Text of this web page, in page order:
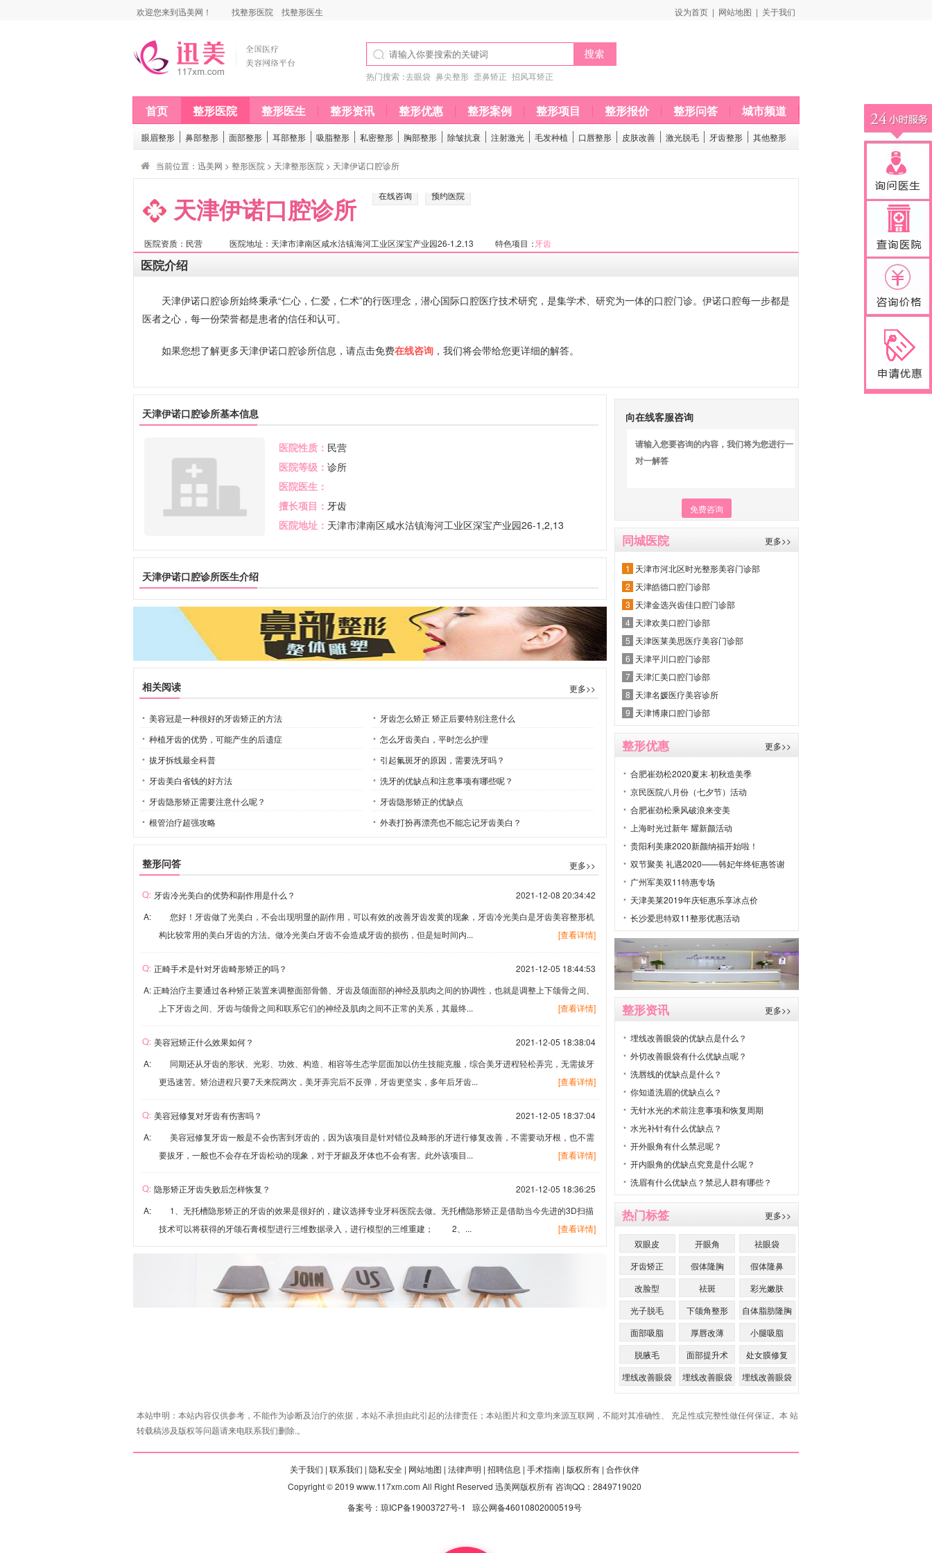
欢迎您来到迅美网！ 找整形医院 找整形医生 设为首页 | 网站地图 | 关于我们
热门搜索：去眼袋 鼻尖整形 歪鼻矫正 招风耳矫正
首页 整形医院 整形医生 整形资讯 整形优惠 整形案例 整形项目 整形报价 整形问答 城市频道
眼眉整形 鼻部整形 面部整形 耳部整形 吸脂整形 私密整形 胸部整形 除皱抗衰 注射激光 毛发种植 口唇整形 皮肤改善 激光脱毛 牙齿整形 其他整形
当前位置： 迅美网 > 整形医院 > 天津整形医院 > 天津伊诺口腔诊所
天津伊诺口腔诊所 在线咨询 预约医院
医院资质：民营 医院地址：天津市津南区咸水沽镇海河工业区深宝产业园26-1,2,13 特色项目：牙齿
医院介绍
天津伊诺口腔诊所始终秉承“仁心，仁爱，仁术”的行医理念，潜心国际口腔医疗技术研究，是集学术、研究为一体的口腔门诊。伊诺口腔每一步都是
医者之心，每一份荣誉都是患者的信任和认可。
如果您想了解更多天津伊诺口腔诊所信息，请点击免费在线咨询，我们将会带给您更详细的解答。
天津伊诺口腔诊所基本信息
医院性质： 民营
医院等级： 诊所
医院医生：
擅长项目： 牙齿
医院地址： 天津市津南区咸水沽镇海河工业区深宝产业园26-1,2,13
天津伊诺口腔诊所医生介绍
相关阅读 更多>>
美容冠是一种很好的牙齿矫正的方法
牙齿怎么矫正 矫正后要特别注意什么
种植牙齿的优势，可能产生的后遗症
怎么牙齿美白，平时怎么护理
拔牙拆线最全科普
引起氟斑牙的原因，需要洗牙吗？
牙齿美白省钱的好方法
洗牙的优缺点和注意事项有哪些呢？
牙齿隐形矫正需要注意什么呢？
牙齿隐形矫正的优缺点
根管治疗超强攻略
外表打扮再漂亮也不能忘记牙齿美白？
整形问答 更多>>
牙齿冷光美白的优势和副作用是什么？
2021-12-08 20:34:42
A: 您好！牙齿做了光美白，不会出现明显的副作用，可以有效的改善牙齿发黄的现象，牙齿冷光美白是牙齿美容整形机
构比较常用的美白牙齿的方法。做冷光美白牙齿不会造成牙齿的损伤，但是短时间内...
[查看详情]
正畸手术是针对牙齿畸形矫正的吗？
2021-12-05 18:44:53
A: 正畸治疗主要通过各种矫正装置来调整面部骨骼、牙齿及颌面部的神经及肌肉之间的协调性，也就是调整上下颌骨之间、
上下牙齿之间、牙齿与颌骨之间和联系它们的神经及肌肉之间不正常的关系，其最终...
[查看详情]
美容冠矫正什么效果如何？
2021-12-05 18:38:04
A: 同期还从牙齿的形状、光彩、功效、构造、相容等生态学层面加以仿生技能克服，综合美牙进程轻松弄完，无需拔牙
更迅速苦。矫治进程只要7天来院两次，美牙弄完后不反弹，牙齿更坚实，多年后牙齿...
[查看详情]
美容冠修复对牙齿有伤害吗？
2021-12-05 18:37:04
A: 美容冠修复牙齿一般是不会伤害到牙齿的，因为该项目是针对错位及畸形的牙进行修复改善，不需要动牙根，也不需
要拔牙，一般也不会存在牙齿松动的现象，对于牙龈及牙体也不会有害。此外该项目...
[查看详情]
隐形矫正牙齿失败后怎样恢复？
2021-12-05 18:36:25
A: 1、无托槽隐形矫正的牙齿的效果是很好的，建议选择专业牙科医院去做。无托槽隐形矫正是借助当今先进的3D扫描
技术可以将获得的牙颌石膏模型进行三维数据录入，进行模型的三维重建； 2、...
[查看详情]
向在线客服咨询
免费咨询
同城医院 更多>>
1 天津市河北区时光整形美容门诊部
2 天津皓德口腔门诊部
3 天津金选兴齿佳口腔门诊部
4 天津欢美口腔门诊部
5 天津医莱美思医疗美容门诊部
6 天津平川口腔门诊部
7 天津汇美口腔门诊部
8 天津名媛医疗美容诊所
9 天津博康口腔门诊部
整形优惠 更多>>
合肥崔劲松2020夏末·初秋造美季
京民医院八月份（七夕节）活动
合肥崔劲松乘风破浪来变美
上海时光过新年 耀新颜活动
贵阳利美康2020新颜纳福开始啦！
双节聚美 礼遇2020——韩妃年终钜惠答谢
广州军美双11特惠专场
天津美莱2019年庆钜惠乐享冰点价
长沙爱思特双11整形优惠活动
整形资讯 更多>>
埋线改善眼袋的优缺点是什么？
外切改善眼袋有什么优缺点呢？
洗唇线的优缺点是什么？
你知道洗眉的优缺点么？
无针水光的术前注意事项和恢复周期
水光补针有什么优缺点？
开外眼角有什么禁忌呢？
开内眼角的优缺点究竟是什么呢？
洗眉有什么优缺点？禁忌人群有哪些？
热门标签 更多>>
双眼皮 开眼角
祛眼袋
牙齿矫正
假体隆胸
假体隆鼻
改脸型
祛斑
彩光嫩肤
光子脱毛
下颌角整形
自体脂肪隆胸
面部吸脂
厚唇改薄
小腿吸脂
脱腋毛
面部提升术
处女膜修复
埋线改善眼袋
埋线改善眼袋
埋线改善眼袋
本站申明：本站内容仅供参考，不能作为诊断及治疗的依据，本站不承担由此引起的法律责任；本站图片和文章均来源互联网，不能对其准确性、 充足性或完整性做任何保证。本 站
转载稿涉及版权等问题请来电联系我们删除.。
关于我们 | 联系我们 | 隐私安全 | 网站地图 | 法律声明 | 招聘信息 | 手术指南 | 版权所有 | 合作伙伴
Copyright © 2019 www.117xm.com All Right Reserved 迅美网版权所有 咨询QQ：2849719020
备案号：琼ICP备19003727号-1
琼公网备46010802000519号